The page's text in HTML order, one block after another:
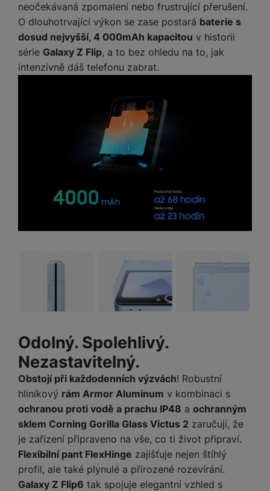
neočekávaná zpomalení nebo frustrující přerušení.
O dlouhotrvající výkon se zase postará baterie s
dosud nejvyšší, 4 000mAh kapacitou v historii
série Galaxy Z Flip, a to bez ohledu na to, jak
intenzivně dáš telefonu zabrat.
Odolný. Spolehlivý.
Nezastavitelný.
Obstojí při každodenních výzvách! Robustní
hliníkový rám Armor Aluminum v kombinaci s
ochranou proti vodě a prachu IP48 a ochranným
sklem Corning Gorilla Glass Victus 2 zaručují, že
je zařízení připraveno na vše, co ti život připraví.
Flexibilní pant FlexHinge zajišťuje nejen štíhlý
profil, ale také plynulé a přirozené rozevírání.
Galaxy Z Flip6 tak spojuje elegantní vzhled s